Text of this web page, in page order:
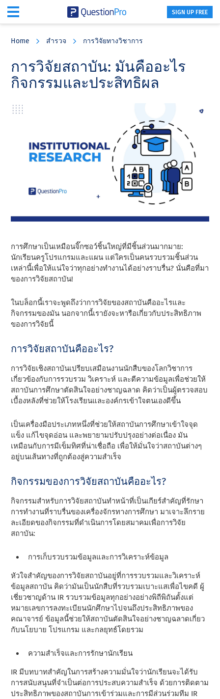
SIGN UP FREE
Home สำรวจ การวิจัยทางวิชาการ
การวิจัยสถาบัน: มันคืออะไร
กิจกรรมและประสิทธิผล
การศึกษาเป็นเหมือนจิ๊กซอว์ชิ้นใหญ่ที่มีชิ้นส่วนมากมาย:
นักเรียนครูโปรแกรมและแผน แต่ใครเป็นคนรวบรวมชิ้นส่วน
เหล่านี้เพื่อให้แน่ใจว่าทุกอย่างทํางานได้อย่างราบรื่น? นั่นคือที่มา
ของการวิจัยสถาบัน!
ในบล็อกนี้เราจะพูดถึงว่าการวิจัยของสถาบันคืออะไรและ
กิจกรรมของมัน นอกจากนี้เรายังจะหารือเกี่ยวกับประสิทธิภาพ
ของการวิจัยนี้
การวิจัยสถาบันคืออะไร?
การวิจัยเชิงสถาบันเปรียบเสมือนงานนักสืบของโลกวิชาการ
เกี่ยวข้องกับการรวบรวม วิเคราะห์ และตีความข้อมูลเพื่อช่วยให้
สถาบันการศึกษาตัดสินใจอย่างชาญฉลาด คิดว่าเป็นผู้ตรวจสอบ
เบื้องหลังที่ช่วยให้โรงเรียนและองค์กรเข้าใจตนเองดีขึ้น
เป็นเครื่องมือประเภทหนึ่งที่ช่วยให้สถาบันการศึกษาเข้าใจจุด
แข็ง แก้ไขจุดอ่อน และพยายามปรับปรุงอย่างต่อเนื่อง มัน
เหมือนกับการมีเข็มทิศที่น่าเชื่อถือ เพื่อให้มั่นใจว่าสถาบันต่างๆ
อยู่บนเส้นทางที่ถูกต้องสู่ความสําเร็จ
กิจกรรมของการวิจัยสถาบันคืออะไร?
กิจกรรมสําหรับการวิจัยสถาบันทําหน้าที่เป็นเกียร์สําคัญที่รักษา
การทํางานที่ราบรื่นของเครื่องจักรทางการศึกษา มาเจาะลึกราย
ละเอียดของกิจกรรมที่ดําเนินการโดยสมาคมเพื่อการวิจัย
สถาบัน:
การเก็บรวบรวมข้อมูลและการวิเคราะห์ข้อมูล
หัวใจสําคัญของการวิจัยสถาบันอยู่ที่การรวบรวมและวิเคราะห์
ข้อมูลสถาบัน คิดว่ามันเป็นนักสืบที่รวบรวมเบาะแสเพื่อไขคดี ผู้
เชี่ยวชาญด้าน IR รวบรวมข้อมูลทุกอย่างอย่างพิถีพิถันตั้งแต่
หมายเลขการลงทะเบียนนักศึกษาไปจนถึงประสิทธิภาพของ
คณาจารย์ ข้อมูลนี้ช่วยให้สถาบันตัดสินใจอย่างชาญฉลาดเกี่ยว
กับนโยบาย โปรแกรม และกลยุทธ์โดยรวม
ความสําเร็จและการรักษานักเรียน
IR มีบทบาทสําคัญในการสร้างความมั่นใจว่านักเรียนจะได้รับ
การสนับสนุนที่จําเป็นต่อการประสบความสําเร็จ ด้วยการติดตาม
ประสิทธิภาพของสถาบันการเข้าร่วมและการมีส่วนร่วมทีม IR